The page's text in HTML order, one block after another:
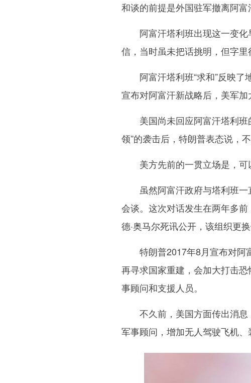
和谈的前提是外国驻军撤离阿富
阿富汗塔利班出现这一变化
信，当时虽未把话挑明，但字里
阿富汗塔利班“求和”反映了
宣布对阿富汗新战略后，美军加
美国尚未回应阿富汗塔利班
领”的袭击后，特朗普表态说，
美方先前的一贯立场是，可
虽然阿富汗政府与塔利班一
会谈。这次对话发生在两年多
德·奥马尔死讯公开，该组织更
特朗普2017年8月宣布对阿
再寻求国家重建，会加大打击
事顾问和支援人员。
不久前，美国方面传出消息
军事顾问，增加无人驾驶飞机、